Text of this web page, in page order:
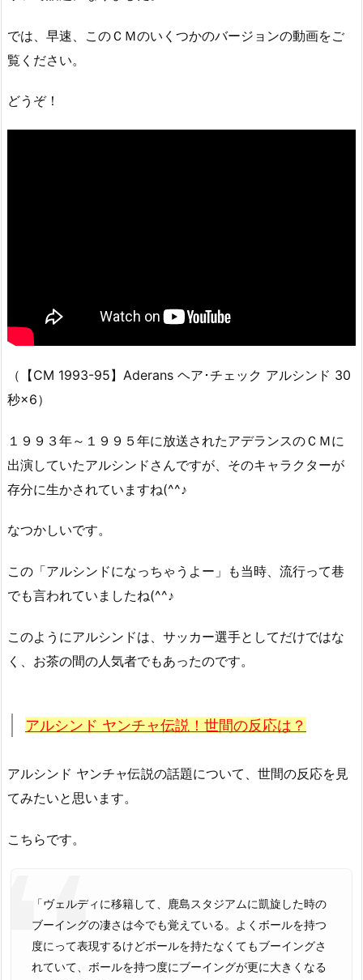
では、早速、このＣＭのいくつかのバージョンの動画をご
覧ください。
どうぞ！
（【CM 1993-95】Aderans ヘア･チェック アルシンド 30
秒×6）
１９９３年～１９９５年に放送されたアデランスのＣＭに
出演していたアルシンドさんですが、そのキャラクターが
存分に生かされていますね(^^♪
なつかしいです。
この「アルシンドになっちゃうよー」も当時、流行って巷
でも言われていましたね(^^♪
このようにアルシンドは、サッカー選手としてだけではな
く、お茶の間の人気者でもあったのです。
アルシンド ヤンチャ伝説！世間の反応は？
アルシンド ヤンチャ伝説の話題について、世間の反応を見
てみたいと思います。
こちらです。
「ヴェルディに移籍して、鹿島スタジアムに凱旋した時の
ブーイングの凄さは今でも覚えている。よくボールを持つ
度にって表現するけどボールを持たなくてもブーイングさ
れていて、ボールを持つ度にブーイングが更に大きくなる